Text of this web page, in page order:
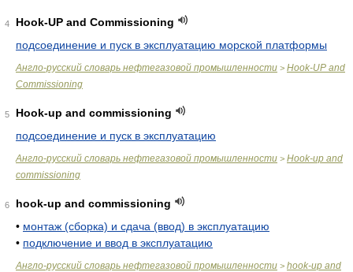
4
Hook-UP and Commissioning
подсоединение и пуск в эксплуатацию морской платформы
Англо-русский словарь нефтегазовой промышленности > Hook-UP and
Commissioning
5
Hook-up and commissioning
подсоединение и пуск в эксплуатацию
Англо-русский словарь нефтегазовой промышленности > Hook-up and
commissioning
6
hook-up and commissioning
• монтаж (сборка) и сдача (ввод) в эксплуатацию
• подключение и ввод в эксплуатацию
Англо-русский словарь нефтегазовой промышленности > hook-up and